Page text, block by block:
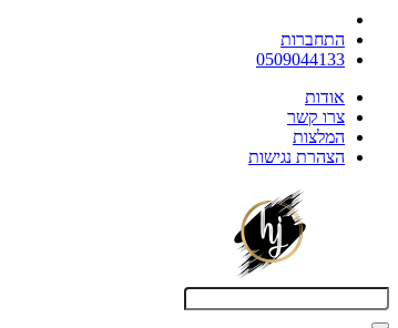
התחברות
0509044133
אודות
צרו קשר
המלצות
הצהרת נגישות